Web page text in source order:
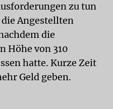
zu tun
Angestellten
die
Höhe von 310
hatte. Kurze Zeit
Geld geben.